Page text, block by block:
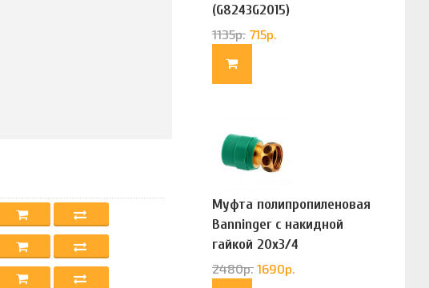
(G8243G2015)
1135р. 715р.
Муфта полипропиленовая
Banninger с накидной
гайкой 20х3/4
(G83322020)
2480р. 1690р.